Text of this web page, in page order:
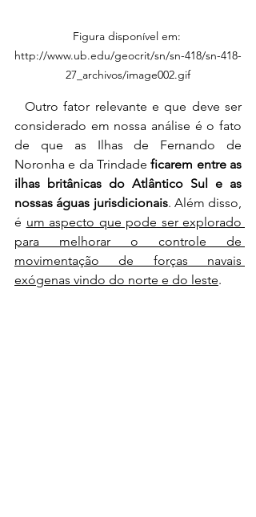
Figura disponível em:
http://www.ub.edu/geocrit/sn/sn-418/sn-418-
27_archivos/image002.gif
considerado em nossa análise é o fato
de que as Ilhas de Fernando de
Noronha e da Trindade ficarem entre as
ilhas britânicas do Atlântico Sul e as
nossas águas jurisdicionais. Além disso,
é um aspecto que pode ser explorado
para melhorar o controle de
movimentação de forças navais
exógenas vindo do norte e do leste.